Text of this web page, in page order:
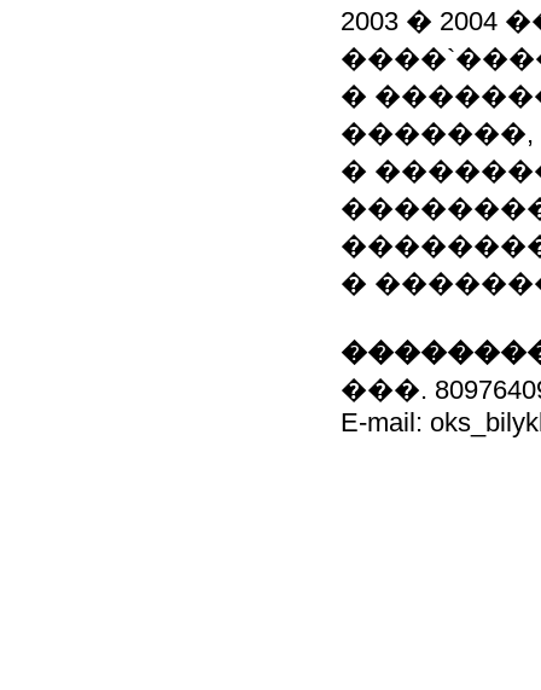
2003 �
�
�������,
�
�
���.
E-mail: